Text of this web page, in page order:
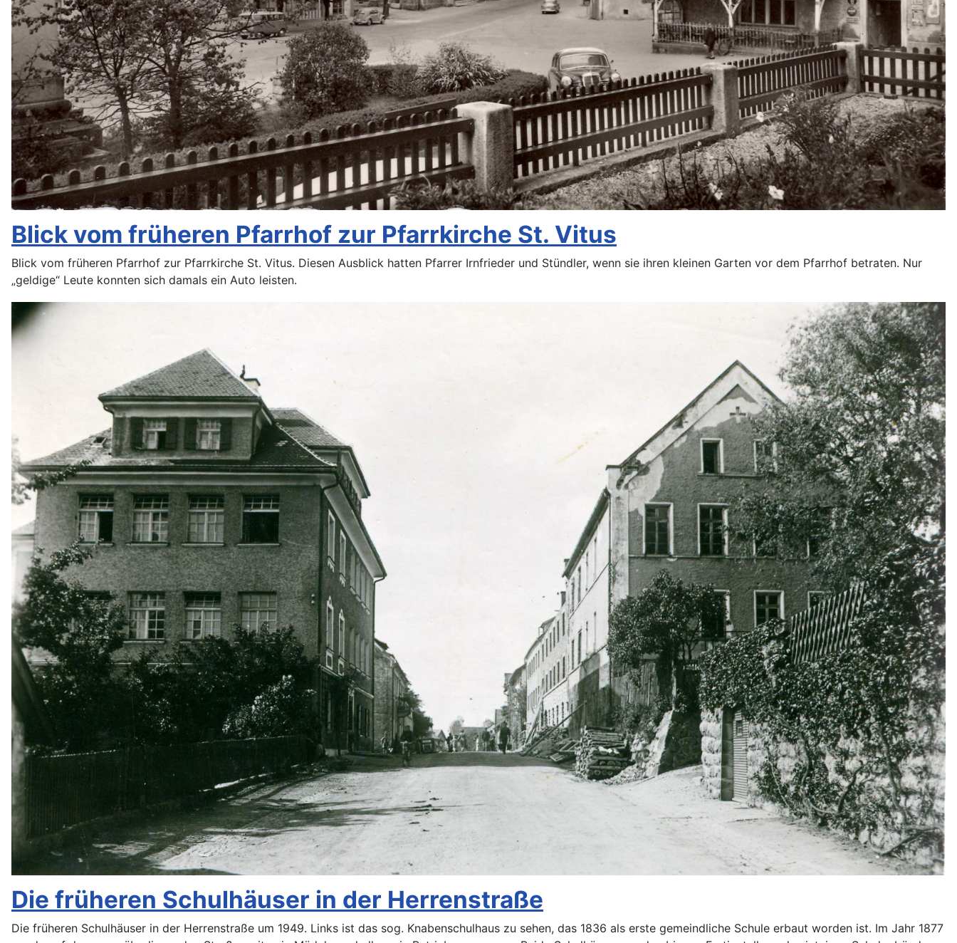
Blick vom früheren Pfarrhof zur Pfarrkirche St. Vitus
Blick vom früheren Pfarrhof zur Pfarrkirche St. Vitus. Diesen Ausblick hatten Pfarrer Irnfrieder und Stündler, wenn sie ihren kleinen Garten vor dem Pfarrhof betraten. Nur
„geldige“ Leute konnten sich damals ein Auto leisten.
Die früheren Schulhäuser in der Herrenstraße
Die früheren Schulhäuser in der Herrenstraße um 1949. Links ist das sog. Knabenschulhaus zu sehen, das 1836 als erste gemeindliche Schule erbaut worden ist. Im Jahr 1877